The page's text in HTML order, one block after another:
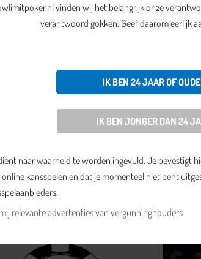
vinden wij het belangrijk onze
verantwoord gokken. Geef daarom eerlijk
IK BEN 24 JAAR OF
IK BEN JONGER DAN 24
naar waarheid te worden ingevuld. Je bevestigt
online kansspelen en dat je momenteel niet bent
relevante advertenties van vergunninghouders
waaronder het $50k HORSE-event, de $10k
is de finale tafel van de $1000 No-Limit Hold’em
van de pokertafels – heeft de exclusieve live
gratis registratie van je e-mailadres nodig.
helaas dus niet te zien zijn op de PKR-site. Het
het Main Event. Er is namelijk geen live uitzending.
zender te zien zijn.